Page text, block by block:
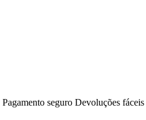
Pagamento seguro Devoluções fáceis